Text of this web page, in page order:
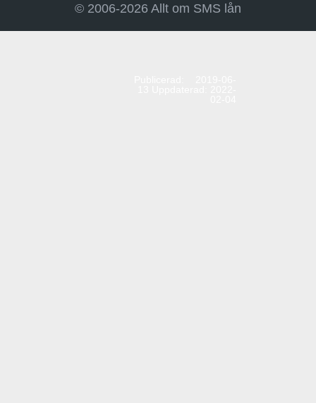
© 2006-2026 Allt om SMS lån